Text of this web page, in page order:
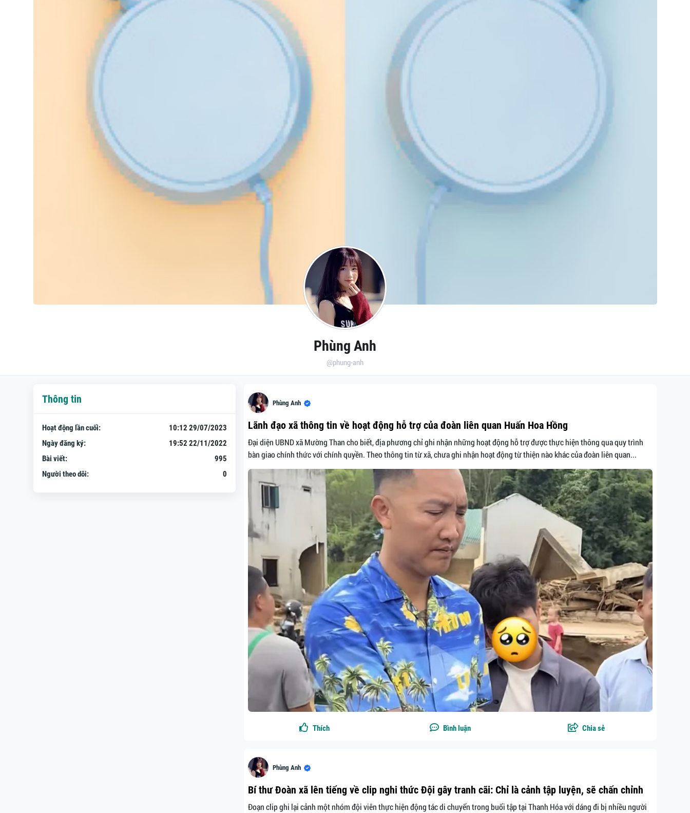
Phùng Anh
@phung-anh
Phùng Anh
Lãnh đạo xã thông tin về hoạt động hỗ trợ của đoàn liên quan Huấn Hoa Hồng
Đại diện UBND xã Mường Than cho biết, địa phương chỉ ghi nhận những hoạt động hỗ trợ được thực hiện thông qua quy trình
bàn giao chính thức với chính quyền. Theo thông tin từ xã, chưa ghi nhận hoạt động từ thiện nào khác của đoàn liên quan...
Thích Bình luận Chia sẻ
Phùng Anh
Bí thư Đoàn xã lên tiếng về clip nghi thức Đội gây tranh cãi: Chỉ là cảnh tập luyện, sẽ chấn chỉnh
Đoạn clip ghi lại cảnh một nhóm đội viên thực hiện động tác di chuyển trong buổi tập tại Thanh Hóa với dáng đi bị nhiều người
Thông tin
Hoạt động lần cuối:
10:12 29/07/2023
Ngày đăng ký:
19:52 22/11/2022
Bài viết:
995
Người theo dõi:
0